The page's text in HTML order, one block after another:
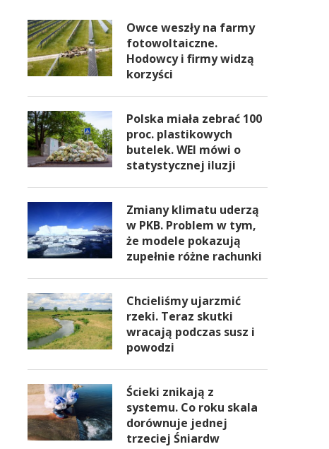
Owce weszły na farmy
fotowoltaiczne.
Hodowcy i firmy widzą
korzyści
Polska miała zebrać 100
proc. plastikowych
butelek. WEI mówi o
statystycznej iluzji
Zmiany klimatu uderzą
w PKB. Problem w tym,
że modele pokazują
zupełnie różne rachunki
Chcieliśmy ujarzmić
rzeki. Teraz skutki
wracają podczas susz i
powodzi
Ścieki znikają z
systemu. Co roku skala
dorównuje jednej
trzeciej Śniardw